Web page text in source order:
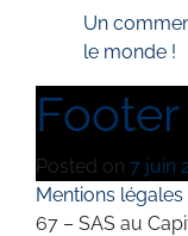
Un
le monde !
Posted on 7 juin
Mentions légales
67 – SAS au